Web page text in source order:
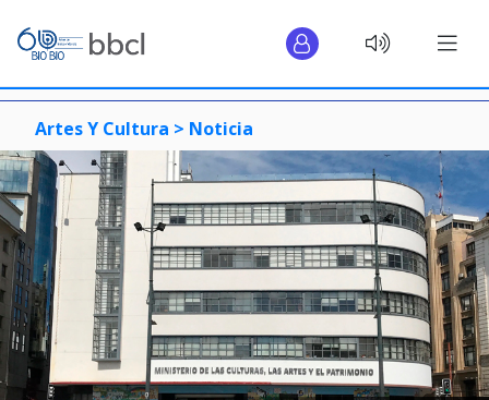
Artes Y Cultura > Noticia